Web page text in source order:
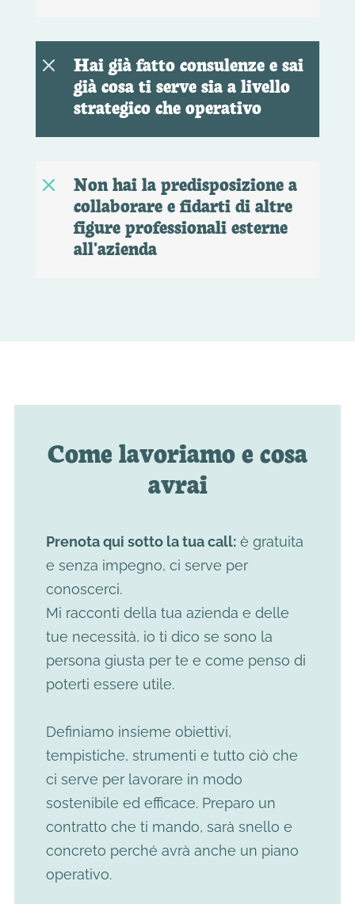
M
Hai già fatto consulenze e sai
già cosa ti serve sia a livello
strategico che operativo
M
Non hai la predisposizione a
collaborare e fidarti di altre
figure professionali esterne
all'azienda
Come lavoriamo e cosa
avrai
Prenota qui sotto la tua call:è gratuita
e senza impegno, ci serve per
conoscerci.
Mi racconti della tua azienda e delle
tue necessità, io ti dico se sono la
persona giusta per te e come penso di
poterti essere utile.
Definiamo insieme obiettivi,
tempistiche, strumenti e tutto ciò che
ci serve per lavorare in modo
sostenibile ed efficace. Preparo un
contratto che ti mando, sarà snello e
concreto perché avrà anche un piano
operativo.